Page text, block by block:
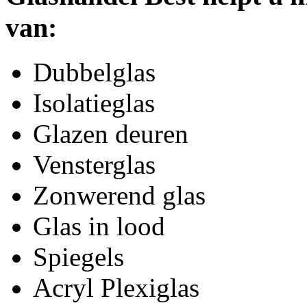
van:
Dubbelglas
Isolatieglas
Glazen deuren
Vensterglas
Zonwerend glas
Glas in lood
Spiegels
Acryl Plexiglas